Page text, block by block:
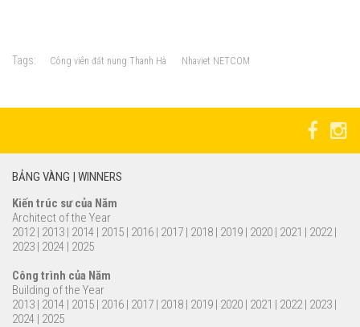
Tags: Công viên đất nung Thanh Hà Nhaviet NETCOM
BẢNG VÀNG | WINNERS
Kiến trúc sư của Năm
Architect of the Year
2012| 2013 | 2014 | 2015 | 2016 | 2017 | 2018 | 2019 | 2020 | 2021 | 2022|
2023 | 2024 | 2025
Công trình của Năm
Building of the Year
2013 | 2014 | 2015 | 2016 | 2017 | 2018 | 2019 | 2020 | 2021 | 2022| 2023 |
2024 | 2025